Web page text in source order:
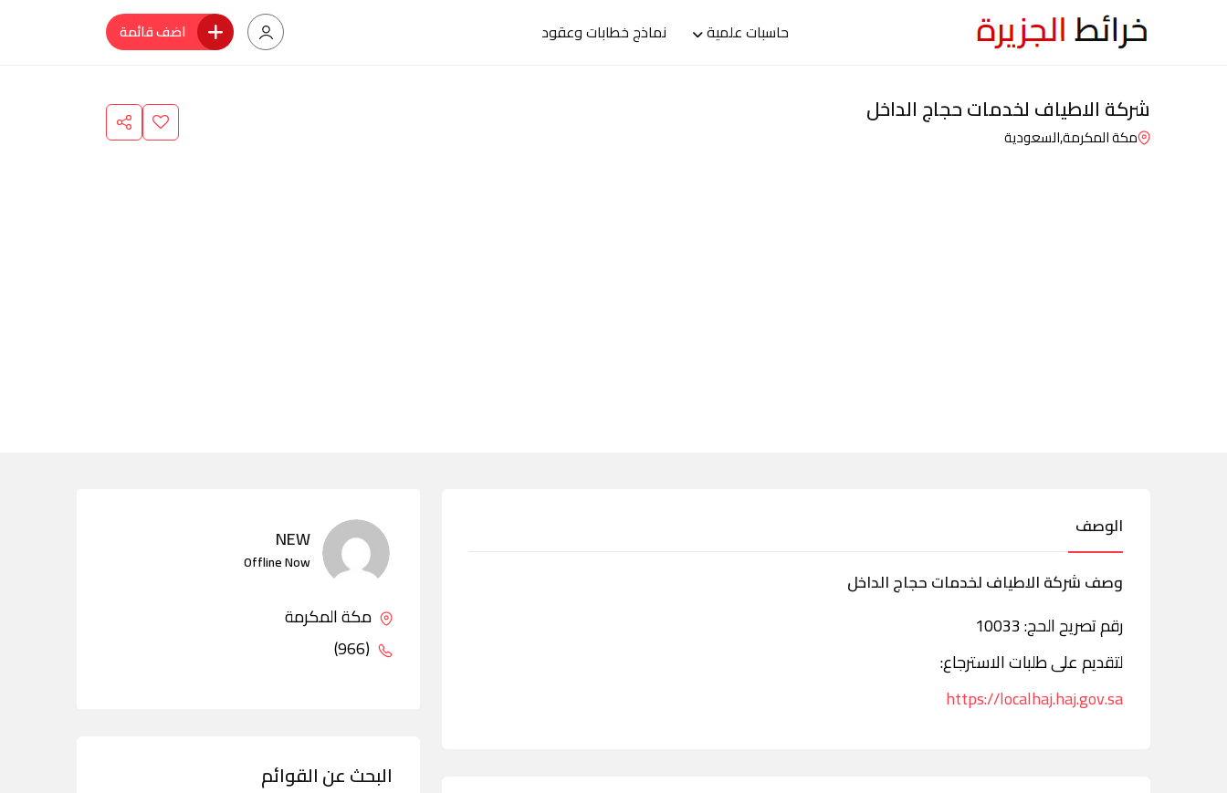
حاسبات علمية نماذج خطابات وعقود اضف قائمة
شركة الاطياف لخدمات حجاج الداخل
مكة المكرمة,السعودية
الوصف
وصف شركة الاطياف لخدمات حجاج الداخل
رقم تصريح الحج: 10033
لتقديم على طلبات الاسترجاع:
https://localhaj.haj.gov.sa
NEW
Offline Now
مكة المكرمة
(966)
البحث عن القوائم